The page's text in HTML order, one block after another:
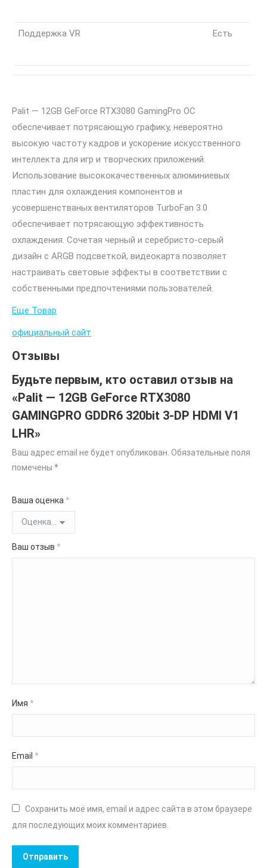
Поддержка VR Есть
Palit — 12GB GeForce RTX3080 GamingPro OC
обеспечивает потрясающую графику, невероятно
высокую частоту кадров и ускорение искусственного
интеллекта для игр и творческих приложений.
Использование высококачественных алюминиевых
пластин для охлаждения компонентов и
усовершенстваных вентиляторов TurboFan 3.0
обеспечивает потрясающую эффективность
охлаждения. Сочетая черный и серебристо-серый
дизайн с ARGB подсветкой, видеокарта позволяет
настраивать световые эффекты в соответствии с
собственными предпочтениями пользователей.
Еще Товар
официальный сайт
Отзывы
Будьте первым, кто оставил отзыв на
«Palit — 12GB GeForce RTX3080
GAMINGPRO GDDR6 320bit 3-DP HDMI V1
LHR»
Ваш адрес email не будет опубликован. Обязательные поля
помечены *
Ваша оценка *
Ваш отзыв *
Имя *
Email *
Сохранить моё имя, email и адрес сайта в этом браузере
для последующих моих комментариев.